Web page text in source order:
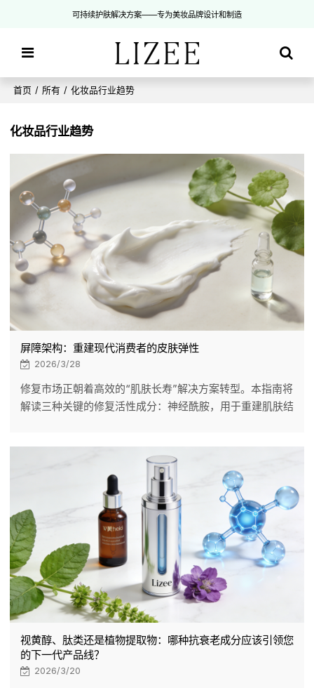
可持续护肤解决方案——专为美妆品牌设计和制造
首页 / 所有 / 化妆品行业趋势
化妆品行业趋势
屏障架构：重建现代消费者的皮肤弹性
2026/3/28
修复市场正朝着高效的“肌肤长寿”解决方案转型。本指南将
解读三种关键的修复活性成分：神经酰胺，用于重建肌肤结
有机“植物绷带”相结合。与我们合作，共同开发高投资回报
率的修复配方，实现即时效果并建立长期的客户忠诚度。
视黄醇、肽类还是植物提取物：哪种抗衰老成分应该引领您
的下一代产品线？
2026/3/20